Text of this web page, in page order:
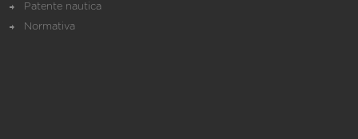
Patente nautica
Normativa